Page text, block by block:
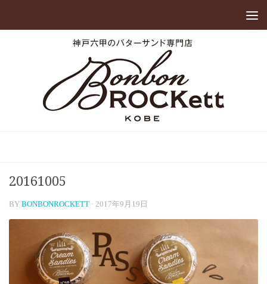
20161005
BY BONBONROCKETT · 2017年9月19日